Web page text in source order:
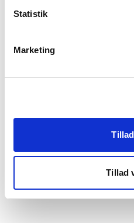
Statistik
Marketing
Tillad